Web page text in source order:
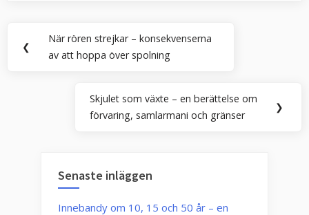
Inläggsnavigering
❮
Previous
Post:
När rören strejkar – konsekvenserna
av att hoppa över spolning
Next
Post:
Skjulet som växte – en berättelse om
förvaring, samlarmani och gränser
❯
Senaste inläggen
Innebandy om 10, 15 och 50 år – en